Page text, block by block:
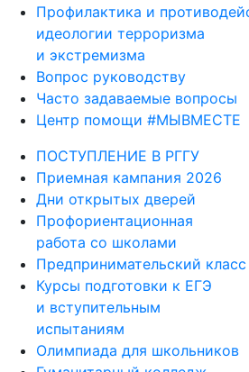
Профилактика и
идеологии терроризма
и экстремизма
Вопрос руководству
Часто задаваемые вопросы
Центр помощи #МЫВМЕСТЕ
ПОСТУПЛЕНИЕ В РГГУ
Приемная кампания 2026
Дни открытых дверей
Профориентационная
работа со школами
Предпринимательский класс
Курсы подготовки к ЕГЭ
и вступительным
испытаниям
Олимпиада для школьников